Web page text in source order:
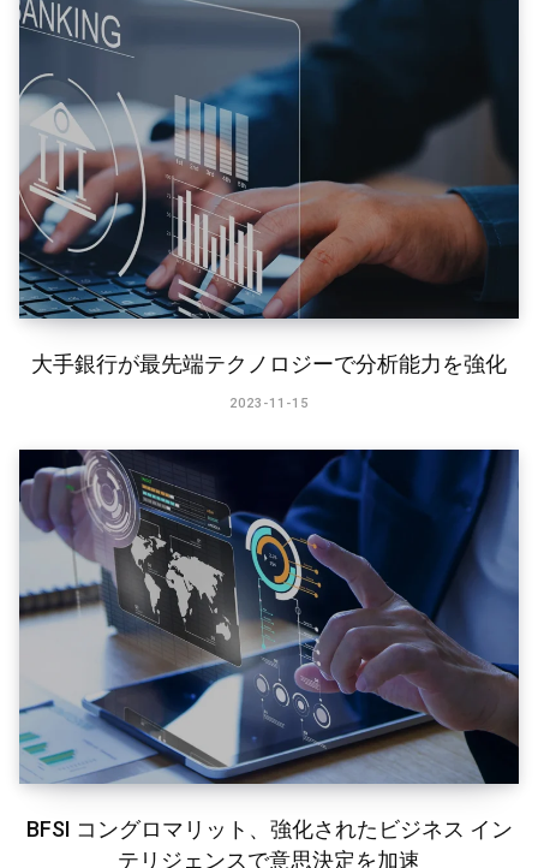
大手銀行が最先端テクノロジーで分析能力を強化
2023-11-15
BFSI コングロマリット、強化されたビジネス イン
テリジェンスで意思決定を加速